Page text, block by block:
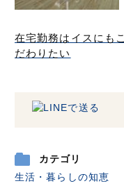
在宅勤務はイスにもこ
だわりたい
カテゴリ
生活・暮らしの知恵